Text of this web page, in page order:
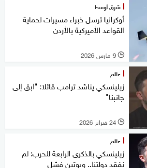
شرق أوسط
أوكرانيا ترسل خبراء مسيرات لحماية
القواعد الأميركية بالأردن
l 9 مارس 2026
عالم
زيلينسكي يناشد ترامب قائلا: "ابق إلى
جانبنا"
l 24 فبراير 2026
عالم
زيلينسكي بالذكرى الرابعة للحرب: لم
نفقد دولتنا.. وبوتين فشل